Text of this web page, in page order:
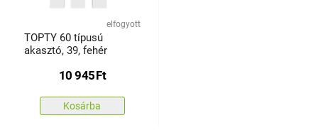
elfogyott
TOPTY 60 típusú
akasztó, 39, fehér
10 945Ft
Kosárba